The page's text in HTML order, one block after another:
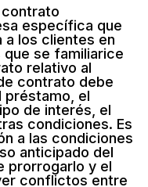
contrato
específica que
los clientes en
que se familiarice
relativo al
contrato debe
préstamo, el
de interés, el
condiciones. Es
a las condiciones
anticipado del
prorrogarlo y el
conflictos entre